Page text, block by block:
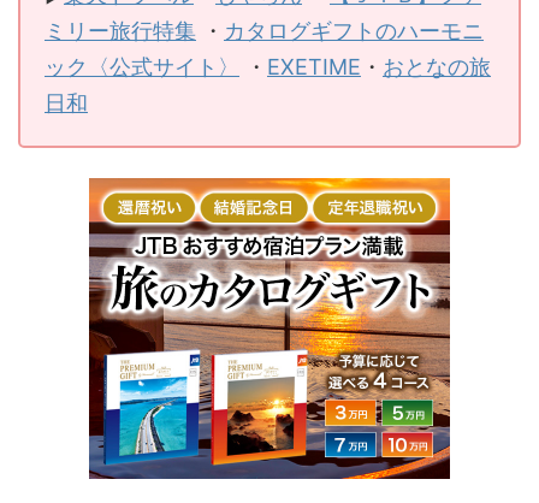
ミリー旅行特集 ・ カタログギフトのハーモニ
ック〈公式サイト〉
・ EXETIME ・ おとなの旅
日和